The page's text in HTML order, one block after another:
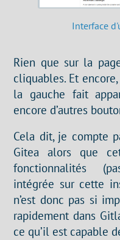
Interface
Rien que sur la
cliquables. Et
la gauche fait
encore d’autres
Cela dit, je compte
Gitea alors que
fonctionnalités
intégrée sur cette
n’est donc pas si
rapidement dans
ce qu’il est capable